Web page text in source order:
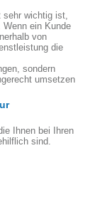
sehr wichtig ist,
ein Kunde
von
die
sondern
umsetzen
Ihnen bei Ihren
sind.